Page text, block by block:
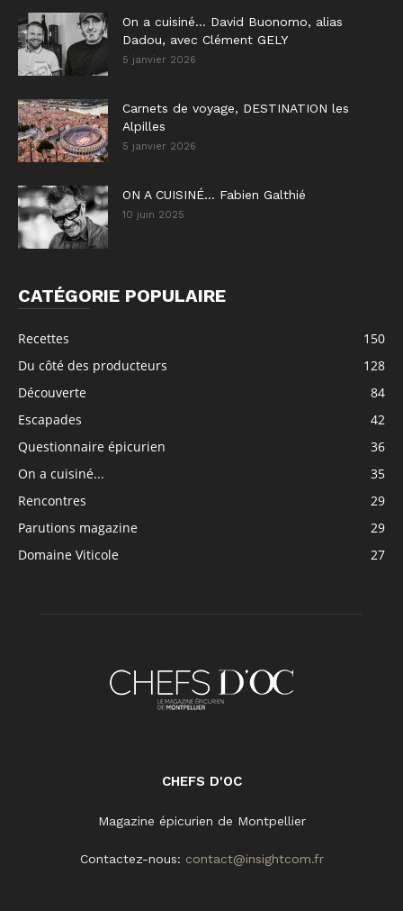
On a cuisiné… David Buonomo, alias
Dadou, avec Clément GELY
5 janvier 2026
Carnets de voyage, DESTINATION les
Alpilles
5 janvier 2026
ON A CUISINÉ… Fabien Galthié
10 juin 2025
CATÉGORIE POPULAIRE
Recettes
150
Du côté des producteurs
128
Découverte
84
Escapades
42
Questionnaire épicurien
36
On a cuisiné...
35
Rencontres
29
Parutions magazine
29
Domaine Viticole
27
CHEFS D'OC
Magazine épicurien de Montpellier
Contactez-nous: contact@insightcom.fr